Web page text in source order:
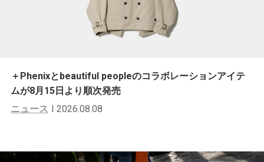
＋Phenixとbeautiful peopleのコラボレーションアイテ
ムが8月15日より順次発売
ニュース
2026.08.08